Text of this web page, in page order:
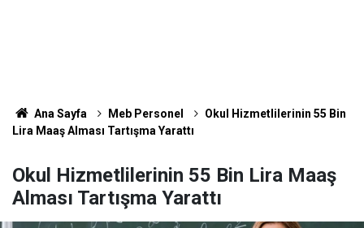
Ana Sayfa Meb Personel
Okul Hizmetlilerinin 55 Bin
Lira Maaş Alması Tartışma Yarattı
Okul Hizmetlilerinin 55 Bin Lira Maaş
Alması Tartışma Yarattı